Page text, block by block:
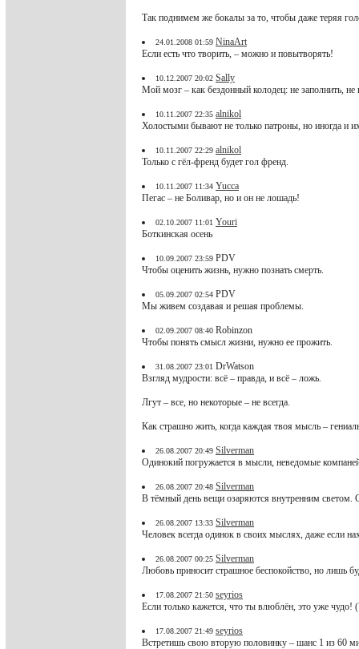
Так поднимем же бокалы за то, чтобы даже теряя
24.01.2008 01:59 NinaArt
Если есть что творить, – можно и повытворять!
10.12.2007 20:02 Sally
Мой мозг – как бездонный колодец: не заполнить, не
10.11.2007 22:35 alnikol
Холостыми бывают не только патроны, но иногда и
10.11.2007 22:29 alnikol
Только с гёл-френд будет гол френд.
10.11.2007 11:34 Yucca
Пегас – не Боливар, но и он не лошадь!
02.10.2007 11:01 Youri
Боткинская осень
10.09.2007 23:59 PDV
Чтобы оценить жизнь, нужно познать смерть.
05.09.2007 02:54 PDV
Мы живем создавая и решая проблемы.
02.09.2007 08:40 Robinzon
Чтобы понять смысл жизни, нужно ее прожить.
31.08.2007 23:01 DrWatson
Взгляд мудрости: всё – правда, и всё – ложь.
Лгут – все, но некоторые – не всегда.
Как страшно жить, когда каждая твоя мысль –
26.08.2007 20:49 Silverman
Одинокий погружается в мысли, неведомые
26.08.2007 20:48 Silverman
В тёмный день вещи озаряются внутренним светом.
26.08.2007 13:33 Silverman
Человек всегда одинок в своих мыслях, даже если
26.08.2007 00:25 Silverman
Любовь приносит страшное беспокойство, но лишь
17.08.2007 21:50 seyrios
Если только кажется, что ты влюблён, это уже чудо!
17.08.2007 21:49 seyrios
Встретишь свою вторую половинку – шанс 1 из 60